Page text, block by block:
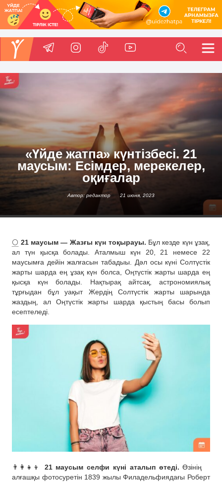
«Үйде жатпа» күнтізбесі. 21
маусым: Есімдер, мерекелер,
оқиғалар
Автор: редактор 21 июня, 2023
🌕 21 маусым — Жазғы күн тоқырауы. Бұл кезде күн ұзақ,
ал түн қысқа болады. Аталмыш күн 20, 21 немесе 22
маусымға дейін жалғасын табадыы. Дәл осы күні Солтүстік
жарты шарда ең ұзақ күн болса, Оңтүстік жарты шарда ең
қысқа күн болады. Нақтырақ айтсақ, астрономиялық
тұрғыдан бұл уақыт Жердің Солтүстік жарты шарында
жаздың, ал Оңтүстік жарты шарда қыстың басы болып
есептеледі.
👨‍👩‍👧‍👦 21 маусым селфи күні аталып өтеді. Өзінің
алғашқы фотосуретін 1839 жылы Филадельфиядағы Роберт